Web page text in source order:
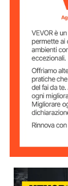
Massimo
Massimo
Piegatura